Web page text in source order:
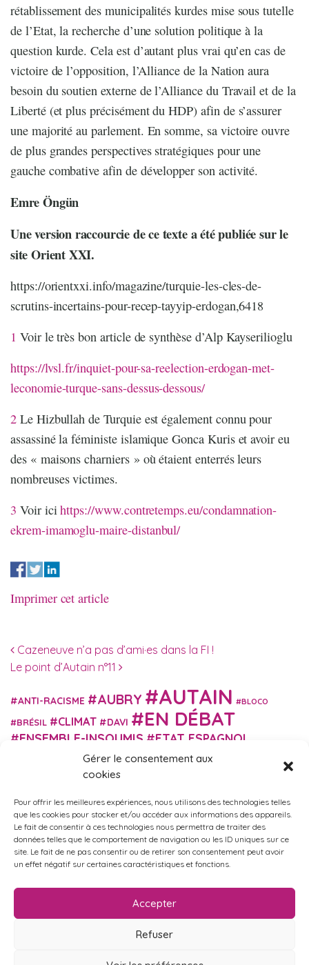
Gérer le consentement aux
cookies
Pour offrir les meilleures expériences, nous utilisons des technologies telles
que les cookies pour stocker et/ou accéder aux informations des appareils.
Le fait de consentir à ces technologies nous permettra de traiter des
données telles que le comportement de navigation ou les ID uniques sur ce
site. Le fait de ne pas consentir ou de retirer son consentement peut avoir
un effet négatif sur certaines caractéristiques et fonctions.
Accepter
Refuser
rétablissement des municipalités kurdes mise sous tutelle
de l’Etat, la recherche d’une solution politique à la
question kurde. Cela est d’autant plus vrai qu’en cas de
victoire de l’opposition, l’Alliance de la Nation aura
besoin du soutien externe de l’Alliance du Travail et de la
Liberté (et plus précisément du HDP) afin de s’assurer
une majorité au parlement. En somme, sa victoire ouvre
de plus grandes perspectives stratégiques pour une
gauche combative afin de développer son activité.
Emre Öngün
Une version raccourcie de ce texte a été publiée sur le
site Orient XXI.
https://orientxxi.info/magazine/turquie-les-cles-de-
scrutins-incertains-pour-recep-tayyip-erdogan,6418
1 Voir le très bon article de synthèse d’Alp Kayserilioglu
https://lvsl.fr/inquiet-pour-sa-reelection-erdogan-met-
leconomie-turque-sans-dessus-dessous/
2Le Hizbullah de Turquie est également connu pour
assassiné la féministe islamique Gonca Kuris et avoir eu
des « maisons charniers » où étaient enterrés leurs
nombreuses victimes.
3 Voir icihttps://www.contretemps.eu/condamnation-
ekrem-imamoglu-maire-distanbul/
Imprimer cet article
Navigation des articles
Cazeneuve n’a pas d’ami·es dans la FI !
Le point d’Autain n°11
ANTI-RACISME AUBRY AUTAIN BLOCO
BRÉSIL CLIMAT DAVI EN DÉBAT
ENSEMBLE-INSOUMIS ETAT ESPAGNOL
EUROPE EXTRÊME DROITE FASCISME
FRANCE INSOUMISE
HISTOIRE IMMIGRATION ISRAËL PALESTINE ITALIE
MACRON MARTIN MARXISME MIGRANT-ES
MUNICIPALES MÉLENCHON NUPES OBONO
OCCITANIE PORTUGAL RETRAITES RUSSIE
VIOLENCES SEXISTES ÉCOLOGIE
ÉCOSOCIALISME ÉLECTIONS